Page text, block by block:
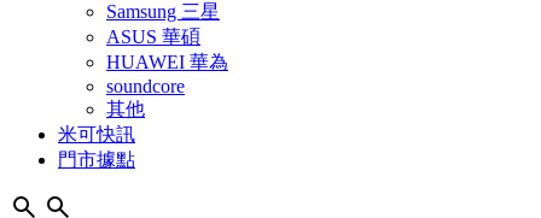
Samsung 三星
ASUS 華碩
HUAWEI 華為
soundcore
其他
米可快訊
門市據點